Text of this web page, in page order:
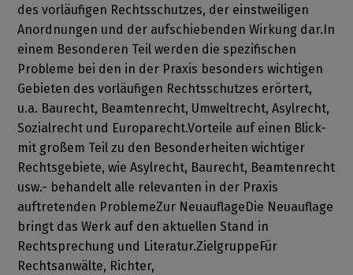
des vorläufigen Rechtsschutzes, der einstweiligen
Anordnungen und der aufschiebenden Wirkung dar.In
einem Besonderen Teil werden die spezifischen
Probleme bei den in der Praxis besonders wichtigen
Gebieten des vorläufigen Rechtsschutzes erörtert,
u.a. Baurecht, Beamtenrecht, Umweltrecht, Asylrecht,
Sozialrecht und Europarecht.Vorteile auf einen Blick-
mit großem Teil zu den Besonderheiten wichtiger
Rechtsgebiete, wie Asylrecht, Baurecht, Beamtenrecht
usw.- behandelt alle relevanten in der Praxis
auftretenden ProblemeZur NeuauflageDie Neuauflage
bringt das Werk auf den aktuellen Stand in
Rechtsprechung und Literatur.ZielgruppeFür
Rechtsanwälte, Richter,